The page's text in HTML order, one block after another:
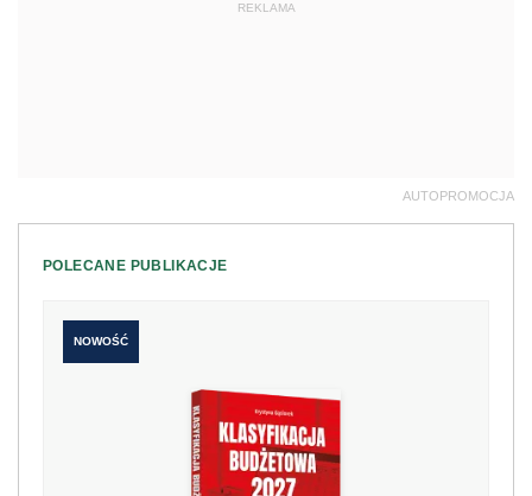
REKLAMA
AUTOPROMOCJA
POLECANE PUBLIKACJE
NOWOŚĆ